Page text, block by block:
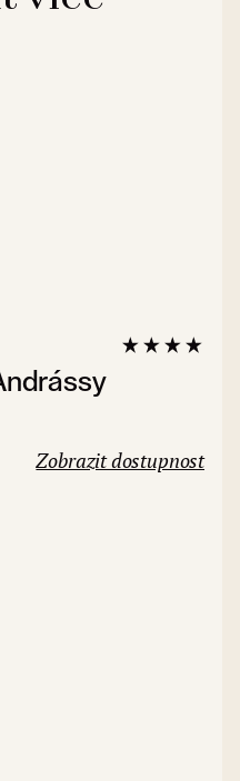
Zobrazit dostupnost